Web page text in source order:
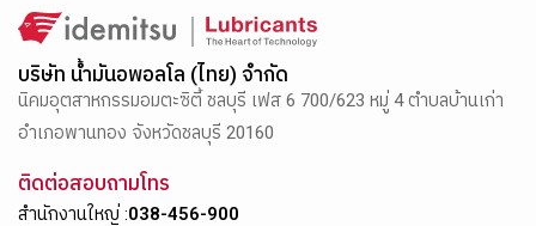
บริษัท น้ำมันอพอลโล (ไทย) จำกัด
นิคมอุตสาหกรรมอมตะซิตี้ ชลบุรี เฟส 6 700/623 หมู่ 4 ตำบลบ้านเก่า
อำเภอพานทอง จังหวัดชลบุรี 20160
ติดต่อสอบถามโทร
สำนักงานใหญ่ :038-456-900